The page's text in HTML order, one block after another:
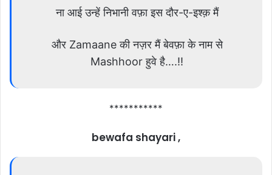
ना आई उन्हें निभानी वफ़ा इस दौर-ए-इश्क़ मैं
और Zamaane की नज़र मैं बेवफ़ा के नाम से
Mashhoor हुवे है….!!
***********
bewafa shayari ,